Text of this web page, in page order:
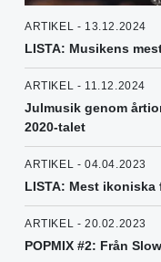
ARTIKEL - 13.12.2024
LISTA: Musikens
ARTIKEL - 11.12.2024
Julmusik genom
2020-talet
ARTIKEL - 04.04.2023
LISTA: Mest ikoniska
ARTIKEL - 20.02.2023
POPMIX #2: Från